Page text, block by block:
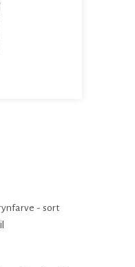
- sort